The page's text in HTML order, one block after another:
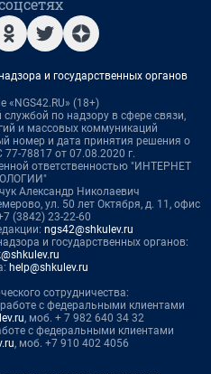
и государственных органов
«NGS42.RU» (18+)
по надзору в сфере связи,
и массовых коммуникаций
номер и дата принятия решения о
78817 от 07.08.2020 г.
ответственностью "ИНТЕРНЕТ
Александр Николаевич
ул. 50 лет Октября, д. 11, офис
(3842) 23-22-60
ngs42@shkulev.ru
и государственных органов:
help@shkulev.ru
сотрудничества:
с федеральными клиентами
, моб. + 7 982 640 34 32
с федеральными клиентами
, моб. +7 910 402 4056